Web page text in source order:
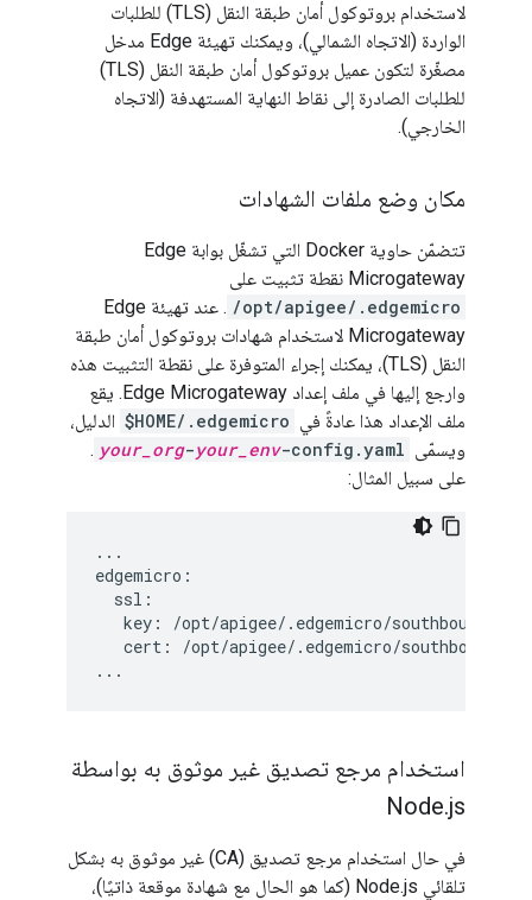
لاستخدام بروتوكول أمان طبقة النقل (TLS) للطلبات
الواردة (الاتجاه الشمالي)، ويمكنك تهيئة Edge مدخل
مصغّرة لتكون عميل بروتوكول أمان طبقة النقل (TLS)
للطلبات الصادرة إلى نقاط النهاية المستهدفة (الاتجاه
الخارجي).
مكان وضع ملفات الشهادات
تتضمّن حاوية Docker التي تشغّل بوابة Edge
Microgateway نقطة تثبيت على
/opt/apigee/.edgemicro
. عند تهيئة Edge
Microgateway لاستخدام شهادات بروتوكول أمان طبقة
النقل (TLS)، يمكنك إجراء المتوفرة على نقطة التثبيت هذه
وارجع إليها في ملف إعداد Edge Microgateway. يقع
ملف الإعداد هذا عادةً في $HOME/.edgemicro الدليل،
ويسمّى
your_org-your_env-config.yaml
.
على سبيل المثال:
...
edgemicro:
  ssl:
key: /opt/apigee/.edgemicro/southbound/
cert: /opt/apigee/.edgemicro/southbound/
استخدام مرجع تصديق غير موثوق به بواسطة
Node.js
في حال استخدام مرجع تصديق (CA) غير موثوق به بشكل
تلقائي Node.js (كما هو الحال مع شهادة موقعة ذاتيًا)،